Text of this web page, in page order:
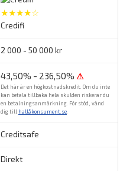
★★★★☆
Credifi
2 000 - 50 000 kr
43,50% - 236,50% ⚠
Det här är en högkostnadskredit. Om du inte
kan betala tillbaka hela skulden riskerar du
en betalningsanmärkning. För stöd, vänd
dig till hallåkonsument.se
Creditsafe
Direkt